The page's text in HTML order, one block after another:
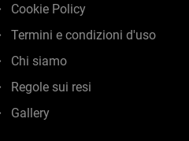
Cookie Policy
Termini e condizioni d'uso
Chi siamo
Regole sui resi
Gallery